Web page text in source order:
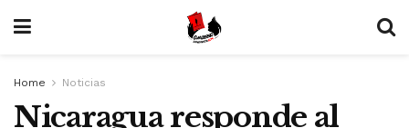
Home Noticias
Nicaragua responde al